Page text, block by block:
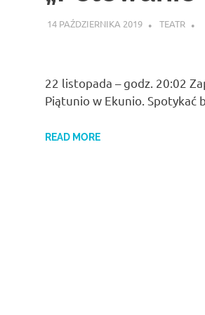
14 PAŹDZIERNIKA 2019 TEATR
22 listopada – godz. 20:02
Piątunio w Ekunio. Spotykać
READ MORE